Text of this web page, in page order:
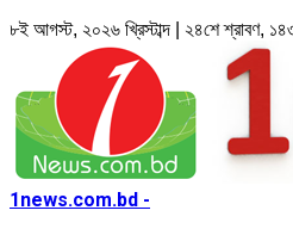
৮ই আগস্ট, ২০২৬ খ্রিস্টাব্দ | ২৪শে শ্রাবণ,
1news.com.bd -